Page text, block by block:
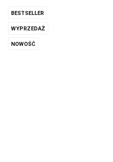
BESTSELLER
WYPRZEDAŻ
NOWOŚĆ